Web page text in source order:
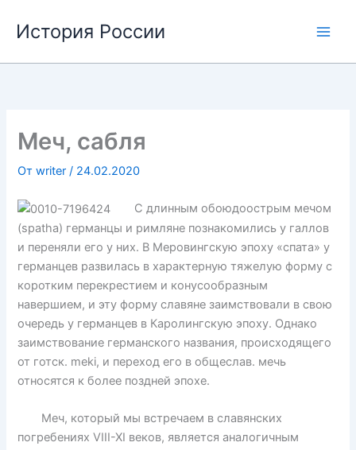
содержимому
История России
Меч, сабля
Отwriter/ 24.02.2020
С длинным обоюдоострым мечом
(spatha) германцы и римляне познакомились у галлов
и переняли его у них. В Меровингскую эпоху «спата» у
германцев развилась в характерную тяжелую форму с
коротким перекрестием и конусообразным
навершием, и эту форму славяне заимствовали в свою
очередь у германцев в Каролингскую эпоху. Однако
заимствование германского названия, происходящего
от готск. meki, и переход его в общеслав. мечь
относятся к более поздней эпохе.
Меч, который мы встречаем в славянских
погребениях VІІІ-ХІ веков, является аналогичным